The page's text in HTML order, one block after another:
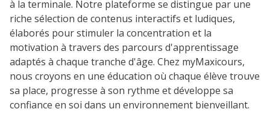
à la terminale. Notre plateforme se distingue par une
riche sélection de contenus interactifs et ludiques,
élaborés pour stimuler la concentration et la
motivation à travers des parcours d'apprentissage
adaptés à chaque tranche d'âge. Chez myMaxicours,
nous croyons en une éducation où chaque élève trouve
sa place, progresse à son rythme et développe sa
confiance en soi dans un environnement bienveillant.